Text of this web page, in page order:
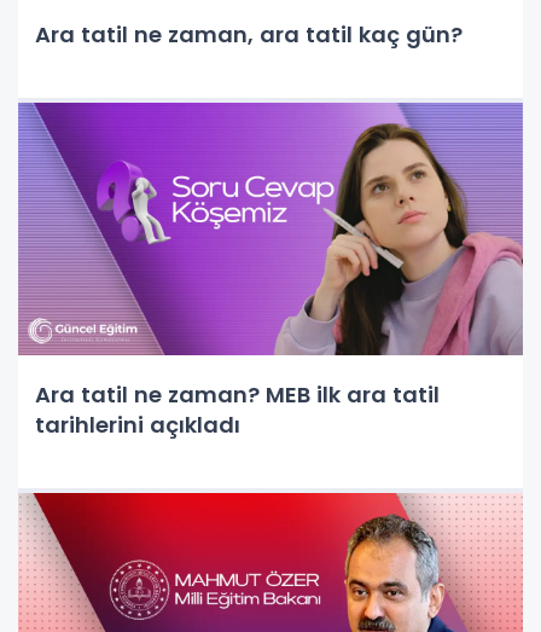
Ara tatil ne zaman, ara tatil kaç gün?
Ara tatil ne zaman? MEB ilk ara tatil
tarihlerini açıkladı